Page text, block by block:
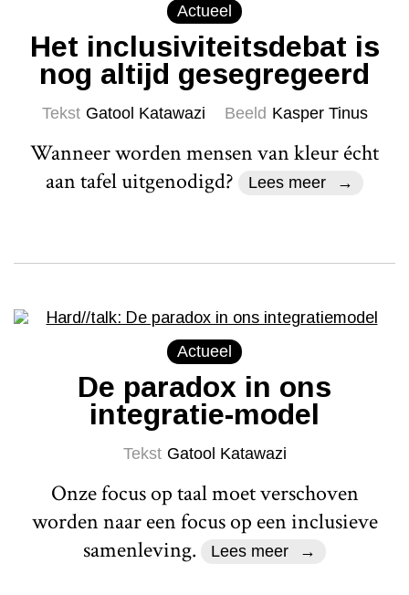
Actueel
Het inclusiviteitsdebat is
nog altijd gesegregeerd
Tekst Gatool Katawazi Beeld Kasper Tinus
Wanneer worden mensen van kleur écht
aan tafel uitgenodigd?
Lees meer
Actueel
De paradox in ons
integratie-model
Tekst Gatool Katawazi
Onze focus op taal moet verschoven
worden naar een focus op een inclusieve
samenleving.
Lees meer